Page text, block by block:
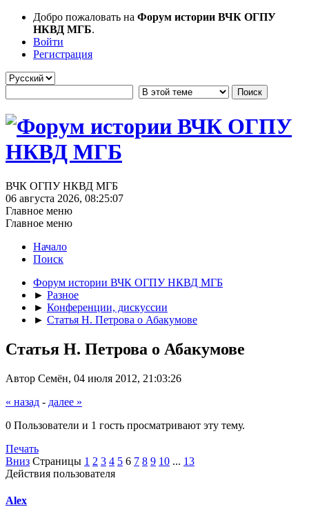
Добро пожаловать на Форум истории ВЧК ОГПУ
НКВД МГБ.
Войти
Регистрация
ВЧК ОГПУ НКВД МГБ
06 августа 2026, 08:25:07
Главное меню
Главное меню
Начало
Поиск
Форум истории ВЧК ОГПУ НКВД МГБ
► Разное
► Конференции, дискуссии
► Статья Н. Петрова о Абакумове
Статья Н. Петрова о Абакумове
Автор Семён, 04 июля 2012, 21:03:26
« назад - далее »
0 Пользователи и 1 гость просматривают эту тему.
Печать
Вниз Страницы 1 2 3 4 5 6 7 8 9 10 ... 13
Действия пользователя
Alex